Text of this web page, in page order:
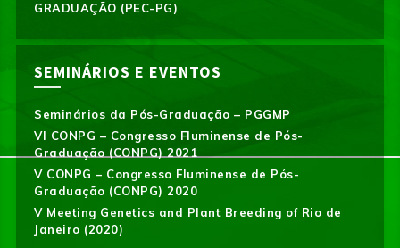
GRADUAÇÃO (PEC-PG)
SEMINÁRIOS E EVENTOS
Seminários da Pós-Graduação – PGGMP
VI CONPG – Congresso Fluminense de Pós-
Graduação (CONPG) 2021
V CONPG – Congresso Fluminense de Pós-
Graduação (CONPG) 2020
V Meeting Genetics and Plant Breeding of Rio de
Janeiro (2020)